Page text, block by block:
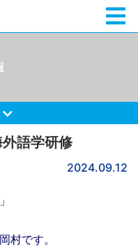
語学研修
2024.09.12
村です。